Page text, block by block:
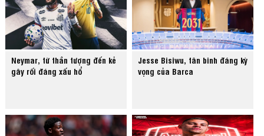
Neymar, từ thần tượng đến kẻ
gây rối đáng xấu hổ
Jesse Bisiwu, tân binh đáng kỳ
vọng của Barca